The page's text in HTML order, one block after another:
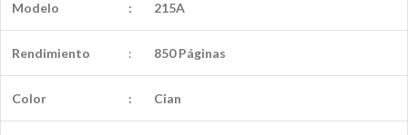
Modelo : 215A
Rendimiento : 850 Páginas
Color : Cian